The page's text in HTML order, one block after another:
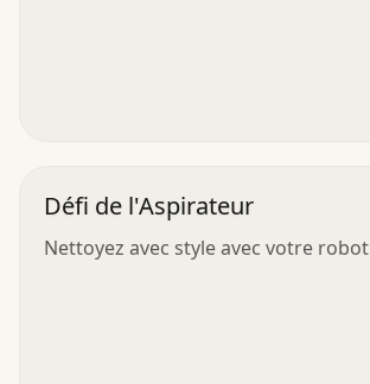
Défi de l'Aspirateur
Nettoyez avec style avec votre robot